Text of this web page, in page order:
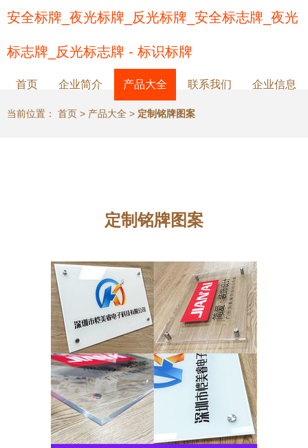
安全标牌_夜光标牌_反光标牌_安全标志牌_夜光
标志牌_反光标志牌 - 标识标牌
首页 企业简介 产品大全 联系我们 企业信息
当前位置： 首页 > 产品大全 > 定制铭牌图案
定制铭牌图案